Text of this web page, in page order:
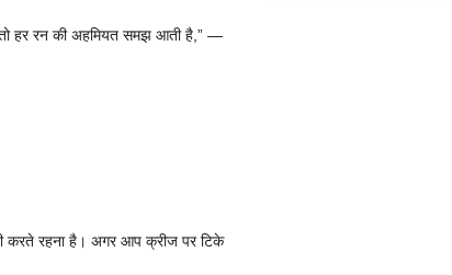
हर रन की अहमियत समझ आती है,” —
करते रहना है। अगर आप क्रीज पर टिके